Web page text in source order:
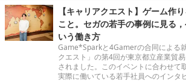
【キャリアクエスト】ゲーム作
こと。セガの若手の事例に見る
いう働き方
Game*Sparkと4Gamerの合同による
クエスト」の第4回が東京都立産業貿
されました。このイベントに合わせて
実際に働いている若手社員へのインタ